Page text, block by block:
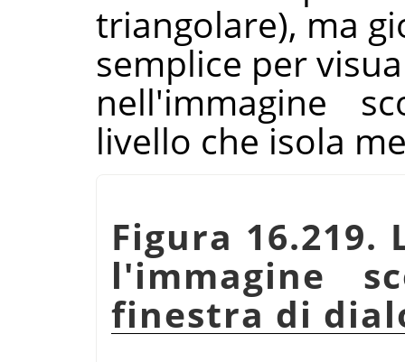
triangolare), ma
semplice per
nell'immagine
livello che isola
Figura
l'immagine
finestra di